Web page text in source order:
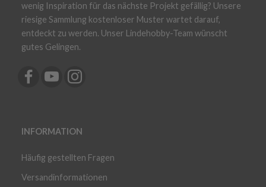
wenig Inspiration für das nächste Projekt gefällig? Unsere
riesige Sammlung kostenloser Muster wartet darauf,
entdeckt zu werden. Unser Lindehobby-Team wünscht
gutes Gelingen.
INFORMATION
Häufig gestellten Fragen
Versandinformationen